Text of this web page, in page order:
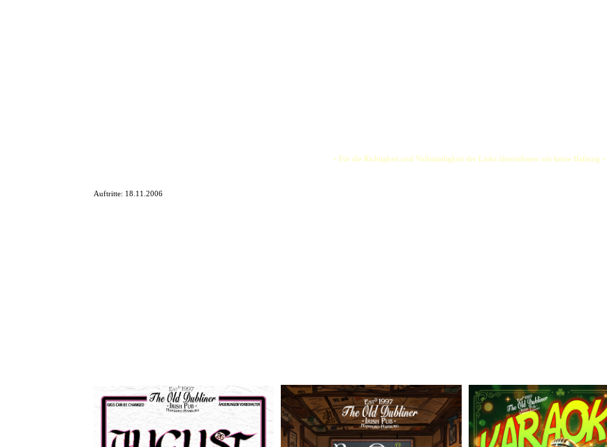
+ Für die Richtigkeit und Vollständigkeit der Links übernehmen wir keine Haftung +
Auftritte: 18.11.2006